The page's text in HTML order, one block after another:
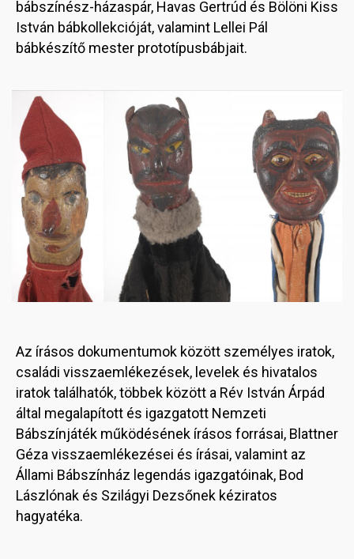
bábszínész-házaspár, Havas Gertrúd és Bölöni Kiss
István bábkollekcióját, valamint Lellei Pál
bábkészítő mester prototípusbábjait.
Image
Az írásos dokumentumok között személyes iratok,
családi visszaemlékezések, levelek és hivatalos
iratok találhatók, többek között a Rév István Árpád
által megalapított és igazgatott Nemzeti
Bábszínjáték működésének írásos forrásai, Blattner
Géza visszaemlékezései és írásai, valamint az
Állami Bábszínház legendás igazgatóinak, Bod
Lászlónak és Szilágyi Dezsőnek kéziratos
hagyatéka.